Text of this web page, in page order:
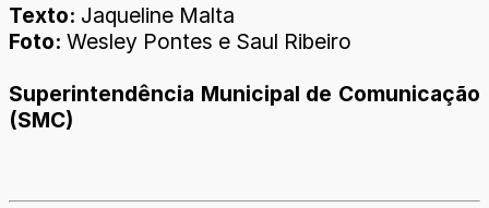
Texto: Jaqueline Malta
Foto: Wesley Pontes e Saul Ribeiro
Superintendência Municipal de Comunicação
(SMC)